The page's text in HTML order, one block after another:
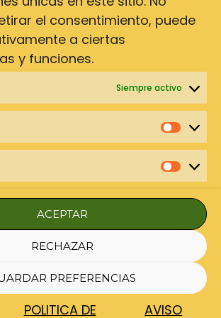
el consentimiento, puede
a ciertas
y funciones.
Siempre activo
ACEPTAR
RECHAZAR
PREFERENCIAS
POLITICA DE AVISO
la caracteriza.
de privacidad
de contratación
Tu Camino en Fotos| Todos los